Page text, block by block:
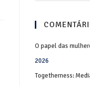
O papel das
2026
Togetherness: